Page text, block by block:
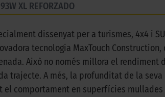
XL REFORZADO
dissenyat per a turismes, 4x4 i
tecnologia MaxTouch
Això no només millora el
trajecte. A més, la profunditat de la
comportament en superfícies